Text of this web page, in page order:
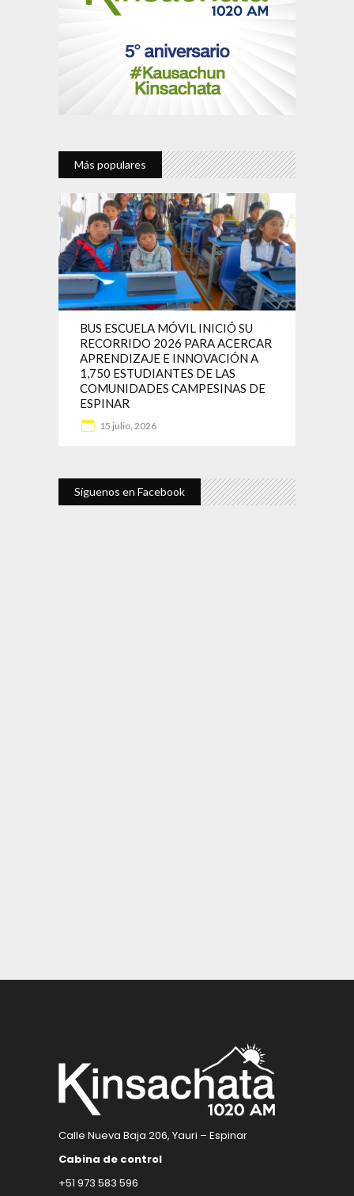
Más populares
BUS ESCUELA MÓVIL INICIÓ SU
RECORRIDO 2026 PARA ACERCAR
APRENDIZAJE E INNOVACIÓN A
1,750 ESTUDIANTES DE LAS
COMUNIDADES CAMPESINAS DE
ESPINAR
15 julio, 2026
Síguenos en Facebook
Calle Nueva Baja 206, Yauri – Espinar
Cabina de control
+51 973 583 596